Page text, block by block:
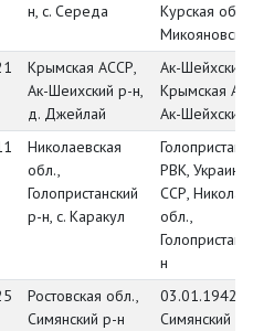
н, с. Середа
Курская обл.,
Микояновский
Крымская АССР,
Ак-Шеихский р-н,
д. Джейлай
Ак-Шейхский
Крымская АССР,
Ак-Шейхский р-н
Николаевская
обл.,
Голопристанский
р-н, с. Каракул
Голопристанский
РВК, Украинская
ССР,
обл.,
н
Ростовская обл.,
Симянский р-н
03.01.1942,
Симянский РВК,